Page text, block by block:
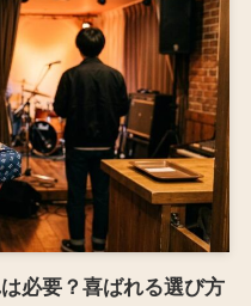
必要？喜ばれる選び方